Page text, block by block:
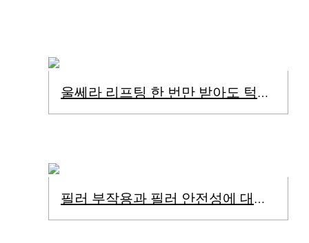
울쎄라 리프팅 한 번만 받아도 턱선이 살아난다?
필러 부작용과 필러 안전성에 대하여